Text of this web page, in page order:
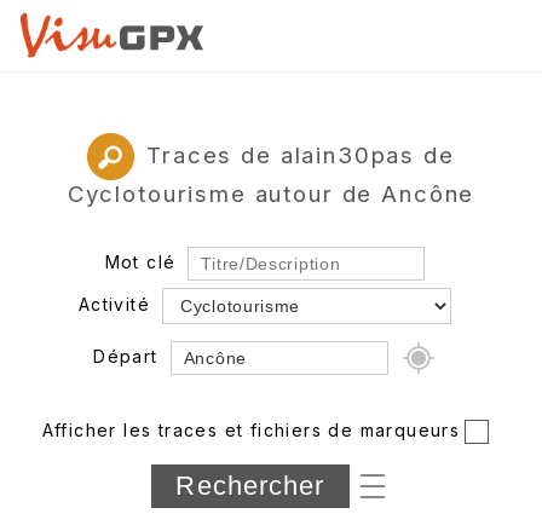
Traces de alain30pas de
Cyclotourisme autour de Ancône
Mot clé
Activité
Départ
Département
Longueur min/max
Afficher les traces et fichiers de marqueurs